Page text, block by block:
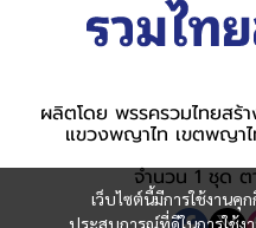
เว็บไซต์นี้มีการใช้งานคุ
ประสบการณ์ที่ดีในการใช้ง
ผลิตโดย พรรครวมไทยสร้
แขวงพญาไท เขตพญา
จำนวน 1 ชุด ต